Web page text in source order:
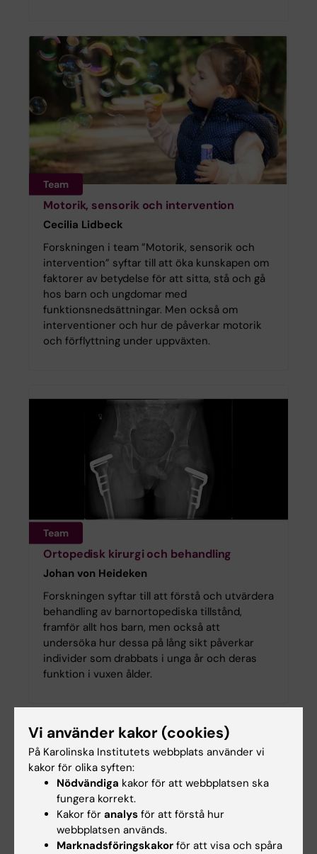
Team
Motorik, sensorik och intervention
Cecilia Lidbeck
Forskningen i team ”Motorik, sensorik och
intervention” syftar till att öka kunskapen om
faktorer av betydelse för att sitta, stå och gå
hos barn och ungdomar med
funktionsnedsättningar. Men också om
interventioner och hur de påverkar motorik
och förflyttning under uppväxten.
Team
Ortopedisk kirurgi och behandling
Johan von Heideken
Forskningen syftar till att förstå och utvärdera
behandling av barnortopediska tillstånd,
framför allt hos barn, men också att
undersöka hur dessa på lång sikt påverkar
individer som drabbats i unga år och deras
funktion i vuxen ålder.
Vi använder kakor (cookies)
På Karolinska Institutets webbplats använder vi
kakor för olika syften:
Nödvändiga kakor för att webbplatsen ska
fungera korrekt.
Kakor för analys för att förstå hur
webbplatsen används.
Marknadsföringskakor för att visa och spåra